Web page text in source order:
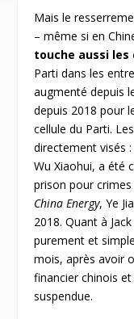
Mais le
– même si en
touche aussi les
Parti dans les
augmenté depuis
depuis 2018 pour
cellule du Parti.
directement visés :
Wu Xiaohui, a été
prison pour
China Energy, Ye
2018. Quant à
purement et
mois, après avoir
financier chinois et
suspendue.